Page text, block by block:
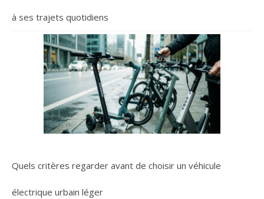
à ses trajets quotidiens
Quels critères regarder avant de choisir un véhicule
électrique urbain léger